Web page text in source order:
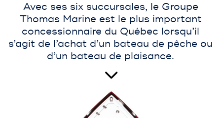
Avec ses six succursales, le Groupe
Thomas Marine est le plus important
concessionnaire du Québec lorsqu’il
s’agit de l’achat d’un bateau de pêche ou
d’un bateau de plaisance.